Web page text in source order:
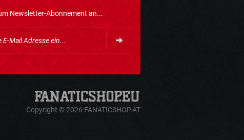
Newsletter-Abonnement an...
Copyright © 2026 FANATICSHOP.AT